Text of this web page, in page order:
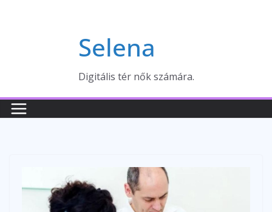
Selena
Digitális tér nők számára.